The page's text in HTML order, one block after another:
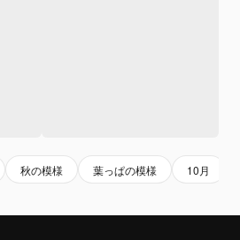
秋の模様 葉っぱの模様 10月